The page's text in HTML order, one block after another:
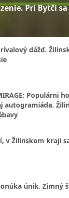
Pri Bytči sa
dážď.
Populárni
autogramiáda.
v Žilinskom kraji
únik. Zimný